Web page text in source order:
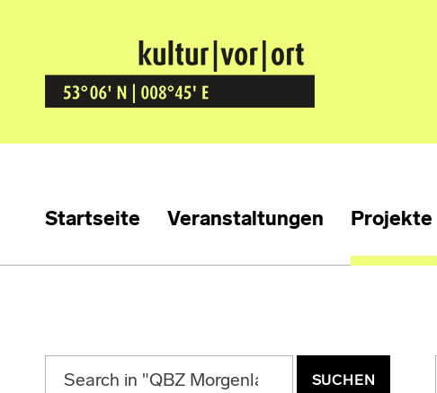
Kultur Vor Ort
BREMEN GRÖPELINGEN
Startseite Veranstaltungen Projekte
Suchen nach: